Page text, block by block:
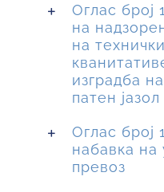
Оглас број
на
на
изградба
патен
Оглас број
набавка на
превоз